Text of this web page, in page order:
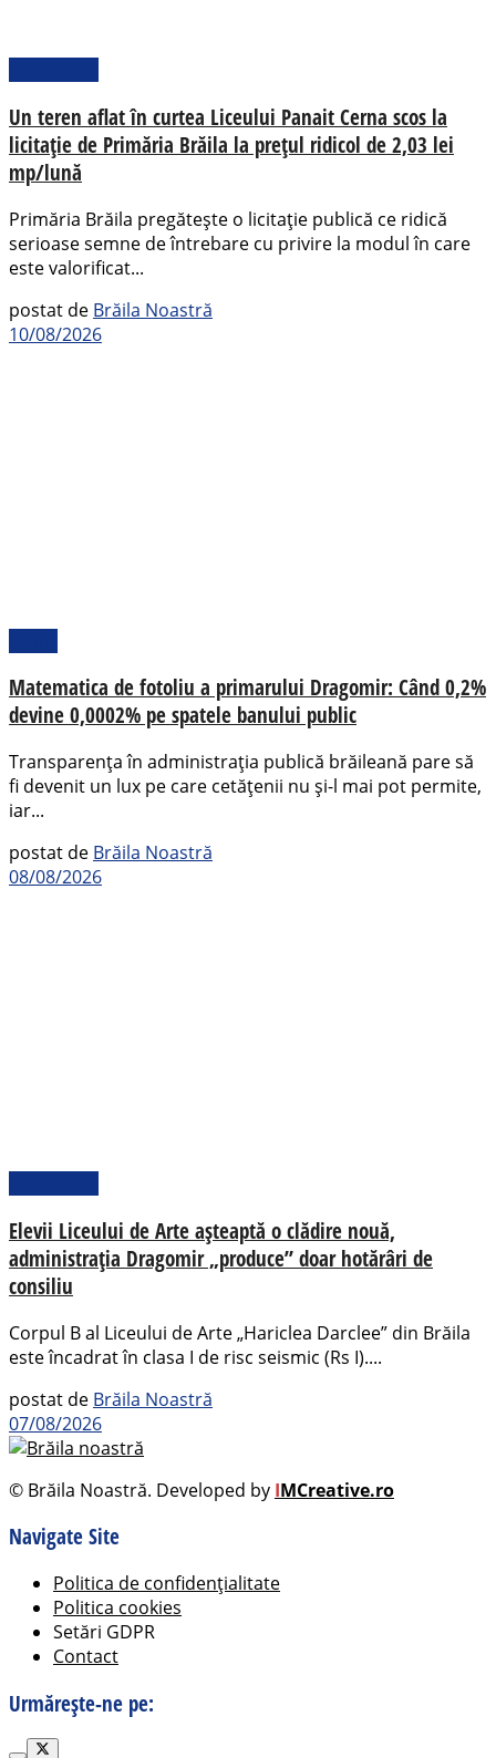
Un teren aflat în curtea Liceului Panait Cerna scos la
licitație de Primăria Brăila la prețul ridicol de 2,03 lei
mp/lună
Primăria Brăila pregătește o licitație publică ce ridică
serioase semne de întrebare cu privire la modul în care
este valorificat...
postat de Brăila Noastră
10/08/2026
Matematica de fotoliu a primarului Dragomir: Când 0,2%
devine 0,0002% pe spatele banului public
Transparența în administrația publică brăileană pare să
fi devenit un lux pe care cetățenii nu și-l mai pot permite,
iar...
postat de Brăila Noastră
08/08/2026
Elevii Liceului de Arte așteaptă o clădire nouă,
administrația Dragomir „produce” doar hotărâri de
consiliu
Corpul B al Liceului de Arte „Hariclea Darclee” din Brăila
este încadrat în clasa I de risc seismic (Rs I)....
postat de Brăila Noastră
07/08/2026
© Brăila Noastră. Developed by IMCreative.ro
Navigate Site
Politica de confidențialitate
Politica cookies
Setări GDPR
Contact
Urmărește-ne pe: